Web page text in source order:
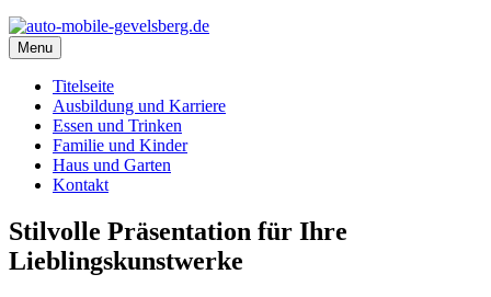
Menu
Titelseite
Ausbildung und Karriere
Essen und Trinken
Familie und Kinder
Haus und Garten
Kontakt
Stilvolle Präsentation für Ihre
Lieblingskunstwerke